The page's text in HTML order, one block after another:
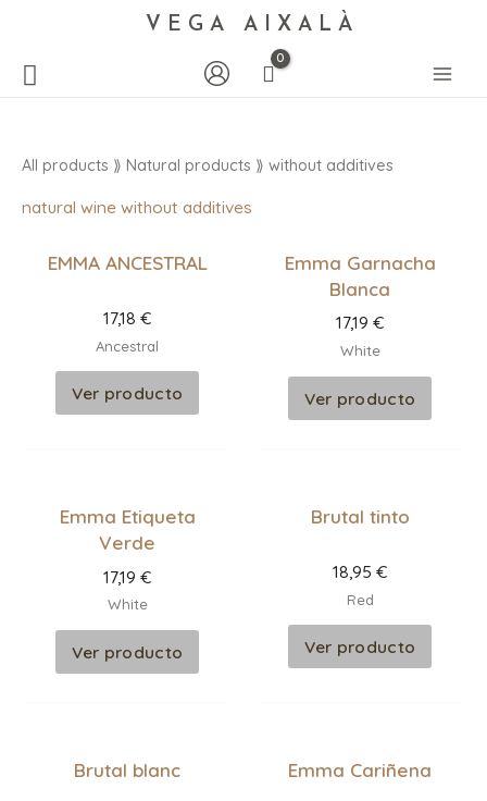
VEGA AIXALÀ
All products ⟫ Natural products ⟫ without additives
natural wine without additives
EMMA ANCESTRAL
17,18 €
Ancestral
Ver producto
Emma Garnacha
Blanca
17,19 €
White
Ver producto
Emma Etiqueta
Verde
17,19 €
White
Ver producto
Brutal tinto
18,95 €
Red
Ver producto
Brutal blanc Emma Cariñena